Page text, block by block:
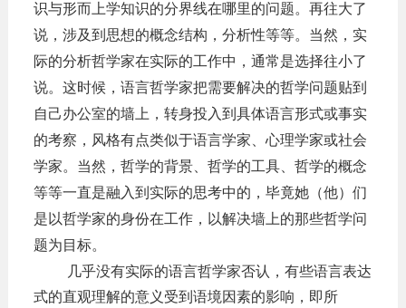
识与形而上学知识的分界线在哪里的问题。再往大了
说，涉及到思想的概念结构，分析性等等。当然，实
际的分析哲学家在实际的工作中，通常是选择往小了
说。这时候，语言哲学家把需要解决的哲学问题贴到
自己办公室的墙上，转身投入到具体语言形式或事实
的考察，风格有点类似于语言学家、心理学家或社会
学家。当然，哲学的背景、哲学的工具、哲学的概念
等等一直是融入到实际的思考中的，毕竟她（他）们
是以哲学家的身份在工作，以解决墙上的那些哲学问
题为目标。
几乎没有实际的语言哲学家否认，有些语言表达
式的直观理解的意义受到语境因素的影响，即所